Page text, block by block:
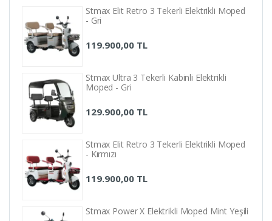
Stmax Elit Retro 3 Tekerli Elektrikli Moped
- Gri
119.900,00 TL
Stmax Ultra 3 Tekerli Kabinli Elektrikli
Moped - Gri
129.900,00 TL
Stmax Elit Retro 3 Tekerli Elektrikli Moped
- Kırmızı
119.900,00 TL
Stmax Power X Elektrikli Moped Mint Yeşili